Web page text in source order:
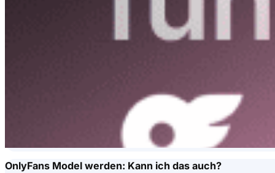
OnlyFans Model werden: Kann ich das auch?